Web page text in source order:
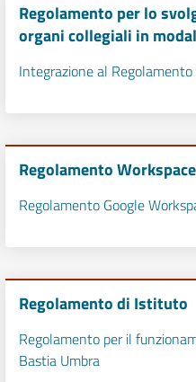
Regolamento per lo
organi collegiali in
Integrazione al
Regolamento Workspace
Regolamento Google
Regolamento di Istituto
Regolamento per il
Bastia Umbra